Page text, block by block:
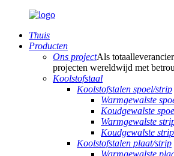
Thuis
Producten
Ons projectAls
projecten wereldwijd met
Koolstofstaal
Koolstofstalen spoel/strip
Warmgewalste
Koudgewalste
Warmgewalste
Koudgewalste strip
Koolstofstalen plaat/strip
Warmgewalste